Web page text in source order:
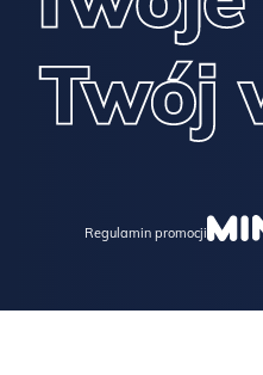
Regulamin promocji